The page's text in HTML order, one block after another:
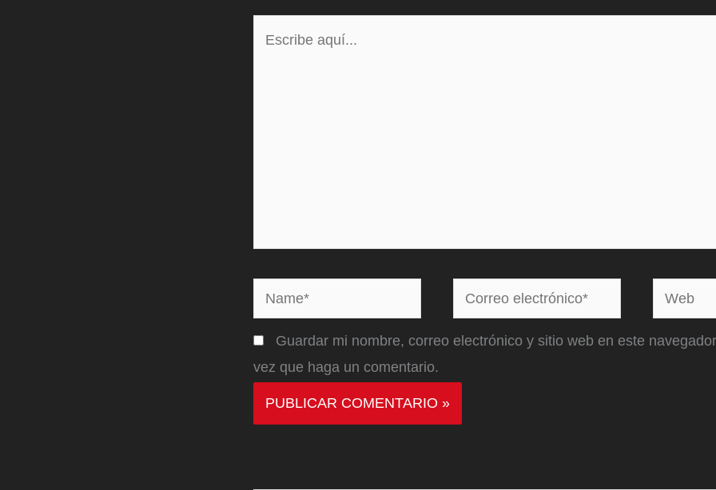
Name*
Correo
electrónico*
Web
Guardar mi nombre, correo electrónico y sitio web en este
vez que haga un comentario.